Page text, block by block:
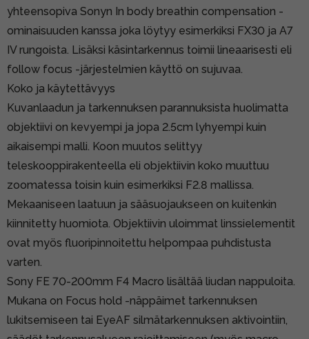
yhteensopiva Sonyn In body breathin compensation -
ominaisuuden kanssa joka löytyy esimerkiksi FX30 ja A7
IV rungoista. Lisäksi käsintarkennus toimii lineaarisesti eli
follow focus -järjestelmien käyttö on sujuvaa.
Koko ja käytettävyys
Kuvanlaadun ja tarkennuksen parannuksista huolimatta
objektiivi on kevyempi ja jopa 2.5cm lyhyempi kuin
aikaisempi malli. Koon muutos selittyy
teleskooppirakenteella eli objektiivin koko muuttuu
zoomatessa toisin kuin esimerkiksi F2.8 mallissa.
Mekaaniseen laatuun ja sääsuojaukseen on kuitenkin
kiinnitetty huomiota. Objektiivin uloimmat linssielementit
ovat myös fluoripinnoitettu helpompaa puhdistusta
varten.
Sony FE 70-200mm F4 Macro lisältää liudan nappuloita.
Mukana on Focus hold -näppäimet tarkennuksen
lukitsemiseen tai EyeAF silmätarkennuksen aktivointiin,